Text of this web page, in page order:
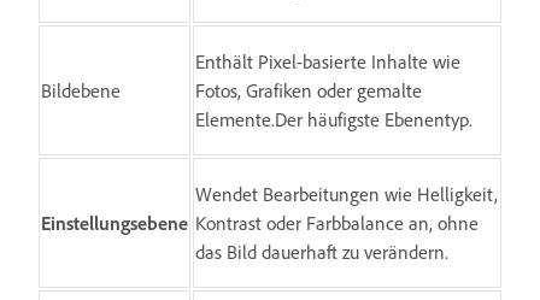
Bildebene
Enthält Pixel-basierte Inhalte wie
Fotos, Grafiken oder gemalte
Elemente.Der häufigste Ebenentyp.
Einstellungsebene
Wendet Bearbeitungen wie Helligkeit,
Kontrast oder Farbbalance an, ohne
das Bild dauerhaft zu verändern.